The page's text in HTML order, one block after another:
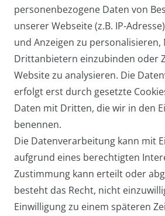
IHRE NACHRICHT*
ANHANG
* inkl. ges. MwSt. zzgl.
personenbezogene Daten von
unserer Webseite (z.B. IP-
und Anzeigen zu personalisieren,
Drittanbietern einzubinden oder
Website zu analysieren. Die
erfolgt erst durch gesetzte
Daten mit Dritten, die wir in den
benennen.
Die Datenverarbeitung kann mit
aufgrund eines berechtigten
Zustimmung kann erteilt oder
besteht das Recht, nicht
Einwilligung zu einem späteren